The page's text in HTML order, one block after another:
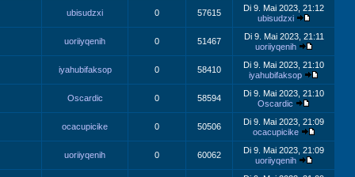
ubisudzxi 0 57615
Di 9. Mai 2023, 21:12
ubisudzxi
uoriiyqenih 0 51467
Di 9. Mai 2023, 21:11
uoriiyqenih
iyahubifaksop 0 58410
Di 9. Mai 2023, 21:10
iyahubifaksop
Oscardic 0 58594
Di 9. Mai 2023, 21:10
Oscardic
ocacupicike 0 50506
Di 9. Mai 2023, 21:09
ocacupicike
uoriiyqenih 0 60062
Di 9. Mai 2023, 21:09
uoriiyqenih